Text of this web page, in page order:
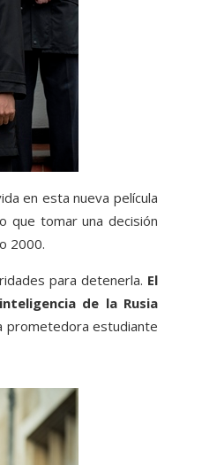
en esta nueva película
que tomar una decisión
2000.
para detenerla. El
de la Rusia
prometedora estudiante